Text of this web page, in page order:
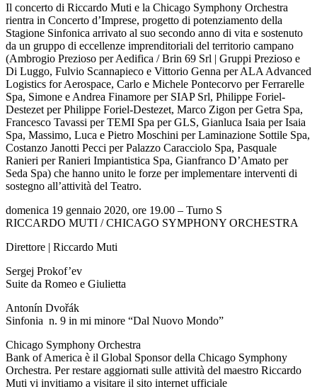
Il concerto di Riccardo Muti e la Chicago Symphony Orchestra
rientra in Concerto d’Imprese, progetto di potenziamento della
Stagione Sinfonica arrivato al suo secondo anno di vita e sostenuto
da un gruppo di eccellenze imprenditoriali del territorio campano
(Ambrogio Prezioso per Aedifica / Brin 69 Srl | Gruppi Prezioso e
Di Luggo, Fulvio Scannapieco e Vittorio Genna per ALA Advanced
Logistics for Aerospace, Carlo e Michele Pontecorvo per Ferrarelle
Spa, Simone e Andrea Finamore per SIAP Srl, Philippe Foriel-
Destezet per Philippe Foriel-Destezet, Marco Zigon per Getra Spa,
Francesco Tavassi per TEMI Spa per GLS, Gianluca Isaia per Isaia
Spa, Massimo, Luca e Pietro Moschini per Laminazione Sottile Spa,
Costanzo Janotti Pecci per Palazzo Caracciolo Spa, Pasquale
Ranieri per Ranieri Impiantistica Spa, Gianfranco D’Amato per
Seda Spa) che hanno unito le forze per implementare interventi di
sostegno all’attività del Teatro.
domenica 19 gennaio 2020, ore 19.00 – Turno S
RICCARDO MUTI / CHICAGO SYMPHONY ORCHESTRA
Direttore | Riccardo Muti
Sergej Prokof’ev
Suite da Romeo e Giulietta
Antonín Dvořák
Sinfonia n. 9 in mi minore “Dal Nuovo Mondo”
Chicago Symphony Orchestra
Bank of America è il Global Sponsor della Chicago Symphony
Orchestra. Per restare aggiornati sulle attività del maestro Riccardo
Muti vi invitiamo a visitare il sito internet ufficiale